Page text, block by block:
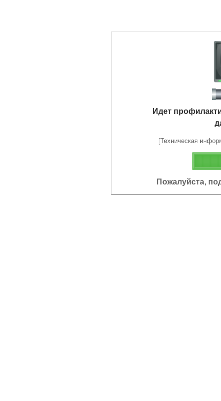
Идет
[Техническая
Пожалуйста,